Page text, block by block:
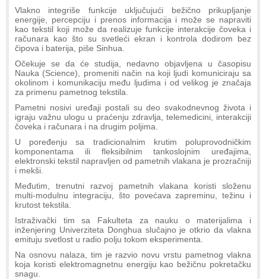
Vlakno integriše funkcije uključujući bežično prikupljanje
energije, percepciju i prenos informacija i može se napraviti
kao tekstil koji može da realizuje funkcije interakcije čoveka i
računara kao što su svetleći ekran i kontrola dodirom bez
čipova i baterija, piše Sinhua.
Očekuje se da će studija, nedavno objavljena u časopisu
Nauka (Science), promeniti način na koji ljudi komuniciraju sa
okolinom i komunikaciju među ljudima i od velikog je značaja
za primenu pametnog tekstila.
Pametni nosivi uređaji postali su deo svakodnevnog života i
igraju važnu ulogu u praćenju zdravlja, telemedicini, interakciji
čoveka i računara i na drugim poljima.
U poređenju sa tradicionalnim krutim poluprovodničkim
komponentama ili fleksibilnim tankoslojnim uređajima,
elektronski tekstil napravljen od pametnih vlakana je prozračniji
i mekši.
Međutim, trenutni razvoj pametnih vlakana koristi složenu
multi-modulnu integraciju, što povećava zapreminu, težinu i
krutost tekstila.
Istraživački tim sa Fakulteta za nauku o materijalima i
inženjering Univerziteta Donghua slučajno je otkrio da vlakna
emituju svetlost u radio polju tokom eksperimenta.
Na osnovu nalaza, tim je razvio novu vrstu pametnog vlakna
koja koristi elektromagnetnu energiju kao bežičnu pokretačku
snagu.